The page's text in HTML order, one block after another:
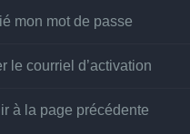
mon mot de passe
le courriel d’activation
à la page précédente